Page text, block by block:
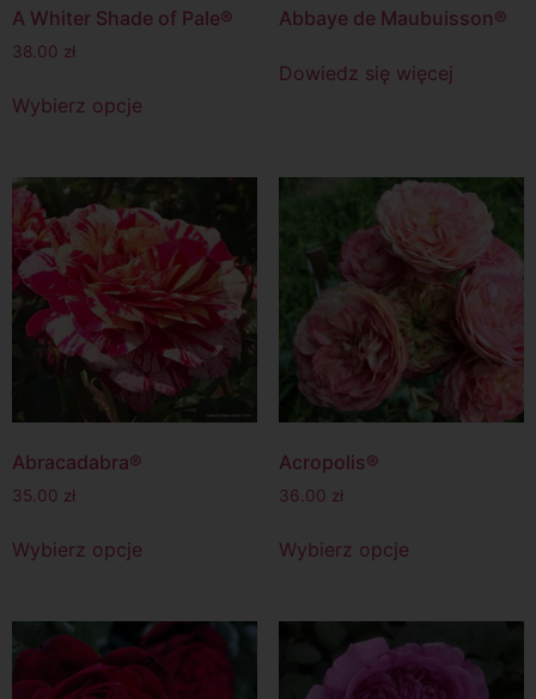
A Whiter Shade of Pale®
38.00 zł
Wybierz opcje
Abbaye de Maubuisson®
Dowiedz się więcej
Abracadabra®
35.00 zł
Wybierz opcje
Acropolis®
36.00 zł
Wybierz opcje